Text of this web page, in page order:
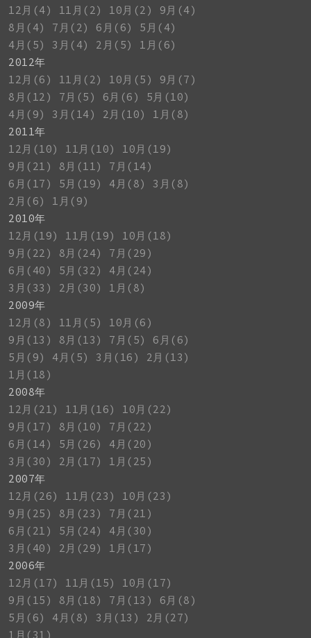
12月(4)
11月(2) 10月(2)
9月(4)
8月(4)
7月(2) 6月(6)
5月(4)
4月(5)
3月(4) 2月(5)
1月(6)
2012年
12月(6)
11月(2) 10月(5)
9月(7)
8月(12)
7月(5) 6月(6)
5月(10)
4月(9)
3月(14) 2月(10)
1月(8)
2011年
12月(10)
11月(10)
10月(19)
9月(21)
8月(11)
7月(14)
6月(17)
5月(19) 4月(8)
3月(8)
2月(6)
1月(9)
2010年
12月(19)
11月(19)
10月(18)
9月(22)
8月(24)
7月(29)
6月(40)
5月(32)
4月(24)
3月(33)
2月(30)
1月(8)
2009年
12月(8)
11月(5)
10月(6)
9月(13)
8月(13) 7月(5)
6月(6)
5月(9)
4月(5) 3月(16)
2月(13)
1月(18)
2008年
12月(21)
11月(16)
10月(22)
9月(17)
8月(10)
7月(22)
6月(14)
5月(26)
4月(20)
3月(30)
2月(17)
1月(25)
2007年
12月(26)
11月(23)
10月(23)
9月(25)
8月(23)
7月(21)
6月(21)
5月(24)
4月(30)
3月(40)
2月(29)
1月(17)
2006年
12月(17)
11月(15)
10月(17)
9月(15)
8月(18) 7月(13)
6月(8)
5月(6)
4月(8) 3月(13)
2月(27)
1月(31)